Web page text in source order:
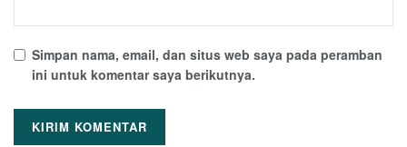
Simpan nama, email, dan situs web saya pada peramban
ini untuk komentar saya berikutnya.